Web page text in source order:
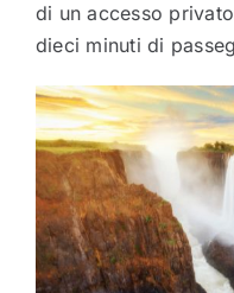
di un accesso
dieci minuti di